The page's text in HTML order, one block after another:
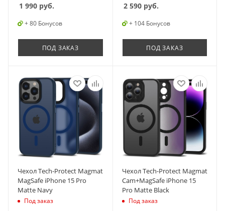
1 990 руб.
+ 80 Бонусов
ПОД ЗАКАЗ
2 590руб.
+ 104 Бонусов
ПОД ЗАКАЗ
Чехол Tech-Protect Magmat
MagSafe iPhone 15 Pro
Matte Navy
Под заказ
Чехол Tech-Protect Magmat
Cam+MagSafe iPhone 15
Pro Matte Black
Под заказ